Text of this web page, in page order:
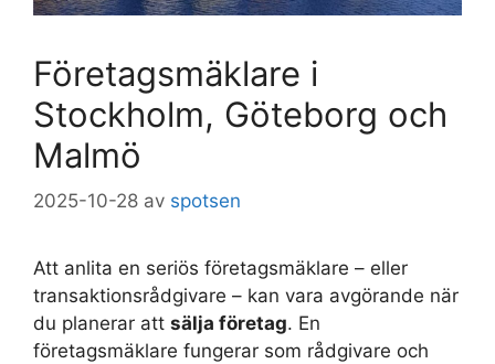
Företagsmäklare i
Stockholm, Göteborg och
Malmö
2025-10-28 av spotsen
Att anlita en seriös företagsmäklare – eller
transaktionsrådgivare – kan vara avgörande när
du planerar att sälja företag. En
företagsmäklare fungerar som rådgivare och